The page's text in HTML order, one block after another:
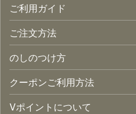
ご利用ガイド
ご注文方法
のしのつけ方
クーポンご利用方法
Vポイントについて